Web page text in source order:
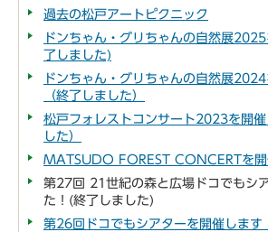
過去の松戸アートピクニック
ドンちゃん・グリちゃんの自然展
了しました)
ドンちゃん・グリちゃんの自然展2024
（終了しました）
松戸フォレストコンサート2023を開
した）
MATSUDO FOREST CONCERTを開
第27回 21世紀の森と広場ドコでもシ
た！(終了しました)
第26回ドコでもシアターを開催します